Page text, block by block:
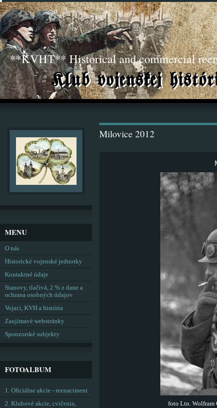
**KVHT** Historical and commercial
Milovice 2012
foto Ltn. Wolfram
MENU
O nás
Historické vojenské jednotky
Kontaktné údaje
Stanovy, tlačivá, 2 % z dane a
ochrana osobných údajov
Vojaci, KVH a história
Zaujímavé webstránky
Sponzorské subjekty
FOTOALBUM
1. Oficiálne akcie - reenactment
2. Klubové akcie, cvičenia,